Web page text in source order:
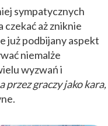
sympatycznych
czekać aż zniknie
już podbijany aspekt
niemalże
wyzwań i
przez graczy jako kara,